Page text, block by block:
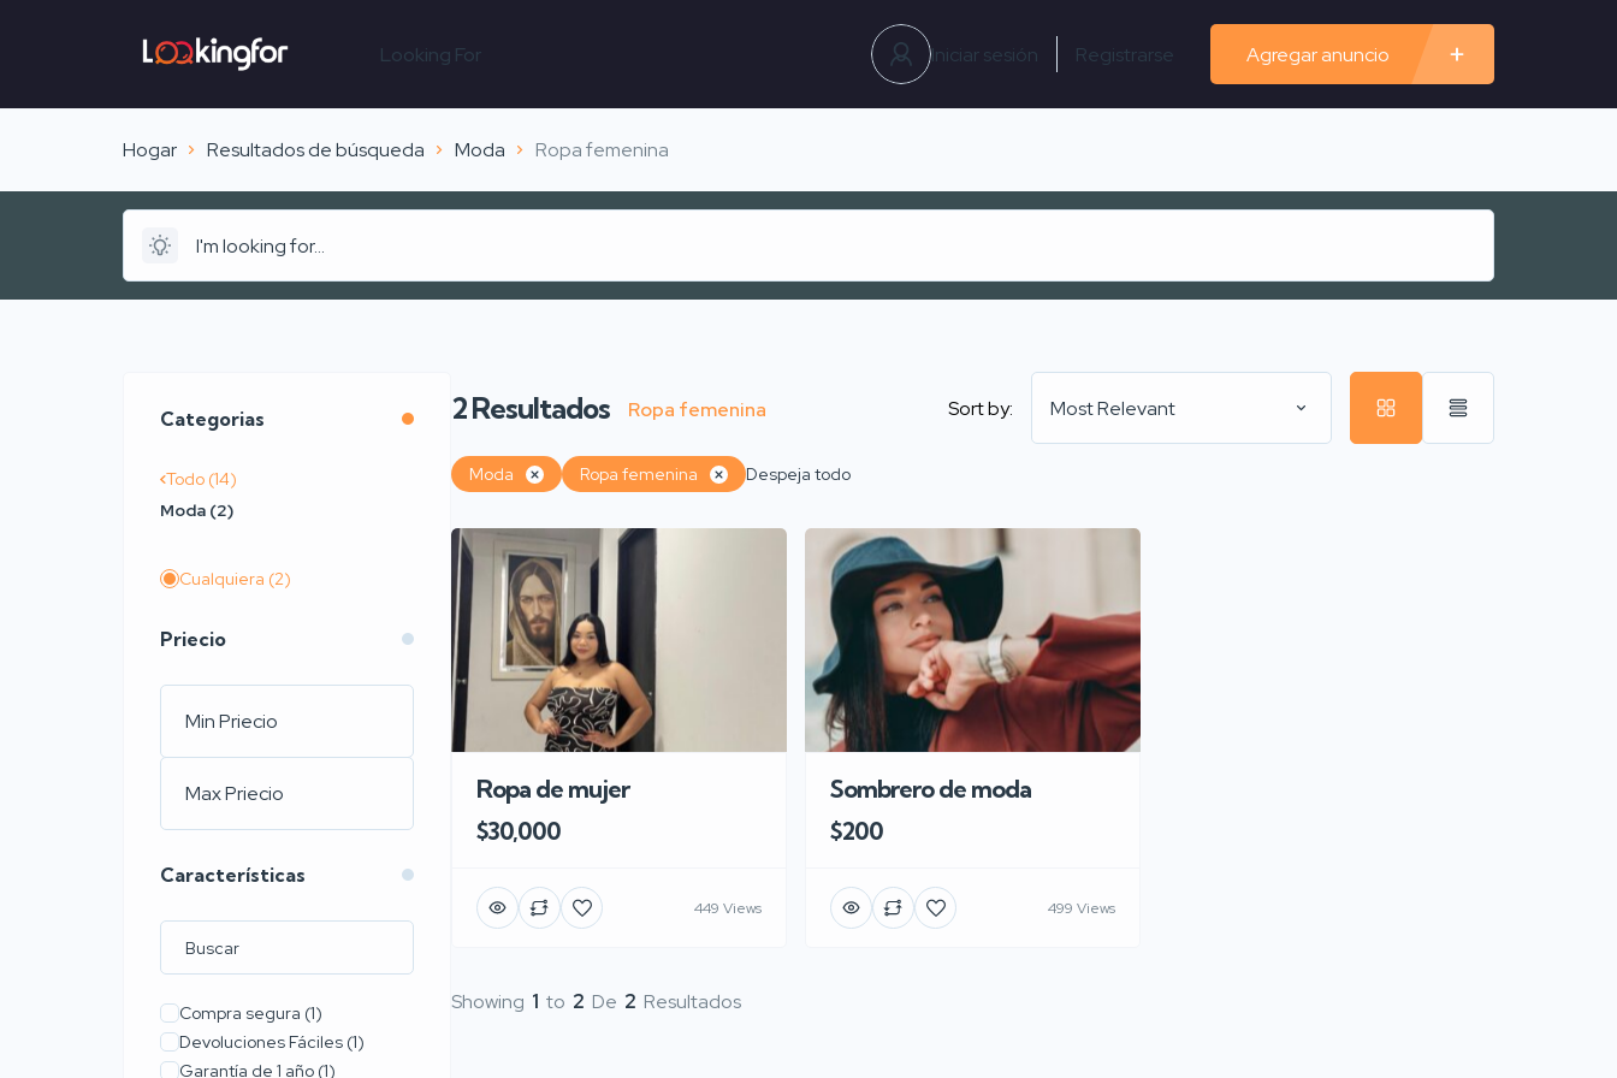
Looking For Iniciar sesión Registrarse Agregar anuncio
Hogar Resultados de búsqueda Moda Ropa femenina
Categorias
Todo (14)
Moda (2)
Cualquiera (2)
Priecio
Características
Compra segura (1)
Devoluciones Fáciles (1)
Garantía de 1 año (1)
2Resultados Ropa femenina Sort by: Most Relevant
Moda Ropa femenina Despeja todo
Ropa de mujer
$30,000
449 Views
Sombrero de moda
$200
499 Views
Showing 1 to 2 De 2 Resultados